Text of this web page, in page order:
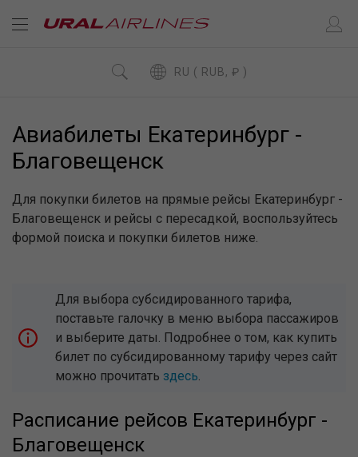
RU ( RUB, ₽ )
Авиабилеты Екатеринбург -
Благовещенск
Для покупки билетов на прямые рейсы Екатеринбург -
Благовещенск и рейсы с пересадкой, воспользуйтесь
формой поиска и покупки билетов ниже.
Для выбора субсидированного тарифа,
поставьте галочку в меню выбора пассажиров
и выберите даты. Подробнее о том, как купить
билет по субсидированному тарифу через сайт
можно прочитать здесь.
Расписание рейсов Екатеринбург -
Благовещенск